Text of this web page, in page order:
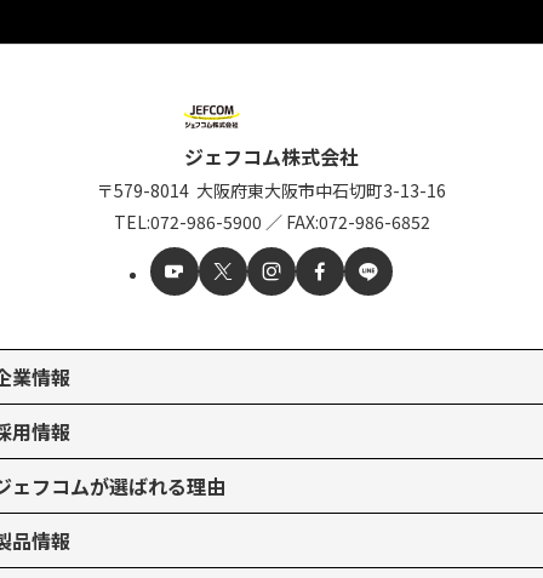
ジェフコム株式会社
〒579-8014 大阪府東大阪市中石切町3-13-16
TEL:072-986-5900 ／ FAX:072-986-6852
業情報
用情報
ェフコムが選ばれる理由
品情報